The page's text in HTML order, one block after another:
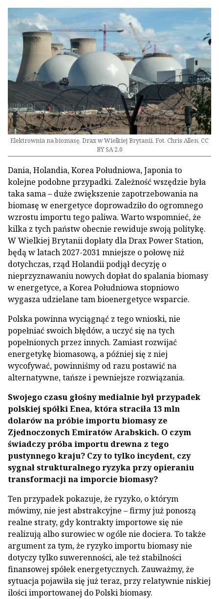
Elektrownia na biomasę, Drax w Wielkiej Brytanii. Fot. Chris Allen, CC
BY SA 2.0
Dania, Holandia, Korea Południowa, Japonia to
kolejne podobne przypadki. Zależność wszędzie była
taka sama – duże zwiększenie zapotrzebowania na
biomasę w energetyce doprowadziło do ogromnego
wzrostu importu tego paliwa. Warto wspomnieć, że
kilka z tych państw obecnie rewiduje swoją politykę.
W Wielkiej Brytanii dopłaty dla Drax Power Station,
będą w latach 2027-2031 mniejsze o połowę niż
dotychczas, rząd Holandii podjął decyzję o
nieprzyznawaniu nowych dopłat do spalania biomasy
w energetyce, a Korea Południowa stopniowo
wygasza udzielane tam bioenergetyce wsparcie.
Polska powinna wyciągnąć z tego wnioski, nie
popełniać swoich błędów, a uczyć się na tych
popełnionych przez innych. Zamiast rozwijać
energetykę biomasową, a później się z niej
wycofywać, powinniśmy od razu postawić na
alternatywne, tańsze i pewniejsze rozwiązania.
Swojego czasu głośny medialnie był przypadek
polskiej spółki Enea, która straciła 13 mln
dolarów na próbie importu biomasy ze
Zjednoczonych Emiratów Arabskich. O czym
świadczy próba importu drewna z tego
pustynnego kraju? Czy to tylko incydent, czy
sygnał strukturalnego ryzyka przy opieraniu
transformacji na imporcie biomasy?
Ten przypadek pokazuje, że ryzyko, o którym
mówimy, nie jest abstrakcyjne – firmy już ponoszą
realne straty, gdy kontrakty importowe się nie
realizują albo surowiec w ogóle nie dociera. To także
argument za tym, że ryzyko importu biomasy nie
dotyczy tylko suwerenności, ale też stabilności
finansowej spółek energetycznych. Zauważmy, że
sytuacja pojawiła się już teraz, przy relatywnie niskiej
ilości importowanej do Polski biomasy.